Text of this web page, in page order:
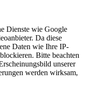
Dienste wie Google
Da diese
Daten wie Ihre IP-
Bitte beachten
unserer
werden wirksam,